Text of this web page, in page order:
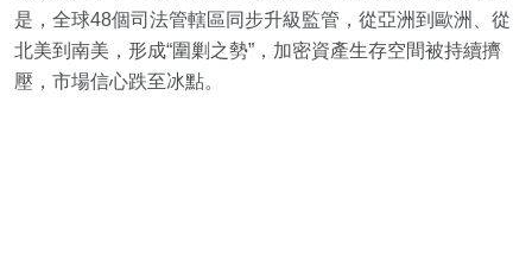
是，全球48個司法管轄區同步升級監管，從亞洲到歐洲、從
北美到南美，形成“圍剿之勢”，加密資產生存空間被持續擠
壓，市場信心跌至冰點。